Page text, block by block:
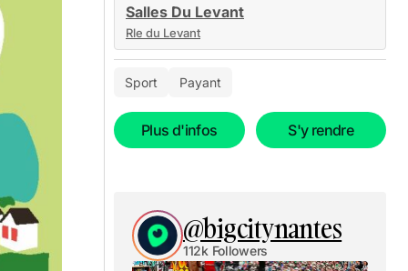
Salles Du Levant
Rle du Levant
Sport Payant
Plus d'infos S'y rendre
@bigcitynantes
112k Followers